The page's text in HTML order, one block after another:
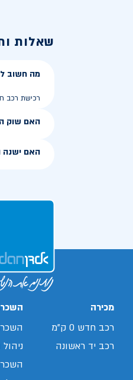
שאלות
מה חשוב
רכישת רכב
האם שוק
האם ישנה
מכירה
רכב חדש 0 ק"מ
רכב יד ראשונה